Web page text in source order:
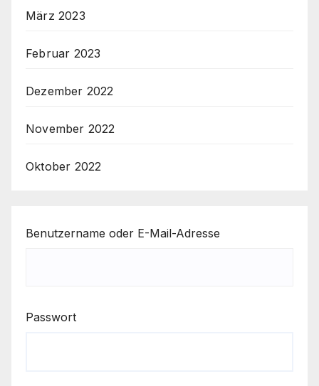
März 2023
Februar 2023
Dezember 2022
November 2022
Oktober 2022
Benutzername oder E-Mail-Adresse
Passwort